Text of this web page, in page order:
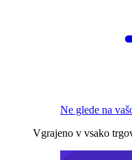
Ne glede na
Vgrajeno v vsako